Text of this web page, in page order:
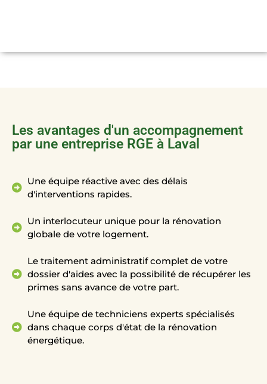
Les avantages d'un accompagnement
par une entreprise RGE à Laval
Une équipe réactive avec des délais
d'interventions rapides.
Un interlocuteur unique pour la rénovation
globale de votre logement.
Le traitement administratif complet de votre
dossier d'aides avec la possibilité de récupérer les
primes sans avance de votre part.
Une équipe de techniciens experts spécialisés
dans chaque corps d'état de la rénovation
énergétique.